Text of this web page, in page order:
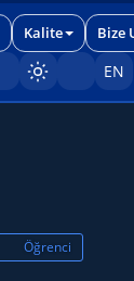
Kalite Bize
Sayfayı EN
Öğrenci